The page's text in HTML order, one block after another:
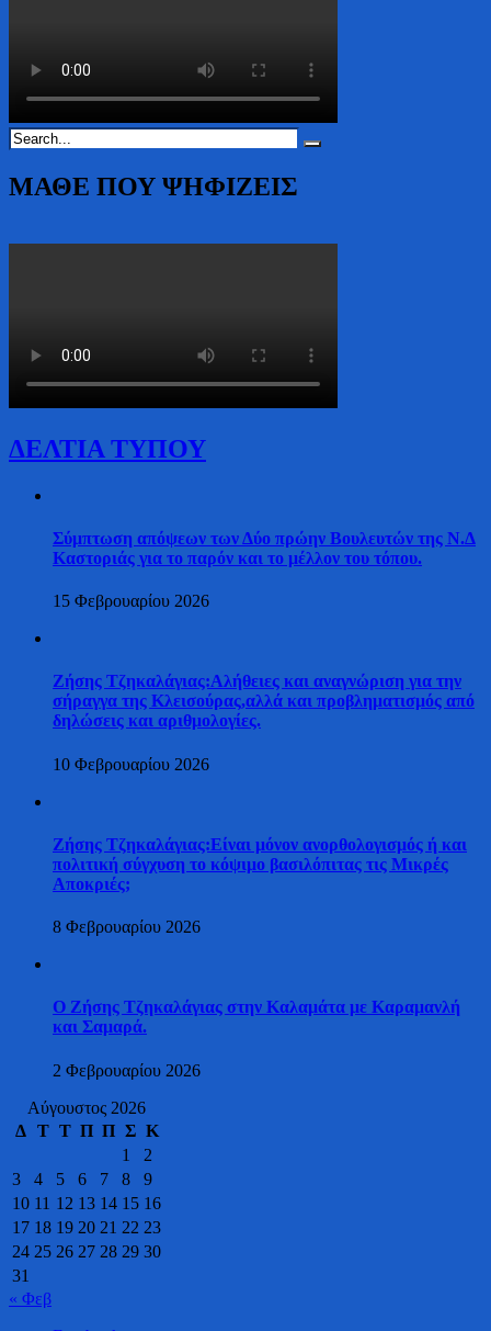
ΜΑΘΕ ΠΟΥ ΨΗΦΙΖΕΙΣ
ΔΕΛΤΙΑ ΤΥΠΟΥ
Σύμπτωση απόψεων των Δύο πρώην Βουλευτών της Ν.Δ
Καστοριάς για το παρόν και το μέλλον του τόπου.
15 Φεβρουαρίου 2026
Ζήσης Τζηκαλάγιας:Αλήθειες και αναγνώριση για την
σήραγγα της Κλεισούρας,αλλά και προβληματισμός από
δηλώσεις και αριθμολογίες.
10 Φεβρουαρίου 2026
Ζήσης Τζηκαλάγιας:Είναι μόνον ανορθολογισμός ή και
πολιτική σύγχυση το κόψιμο βασιλόπιτας τις Μικρές
Αποκριές;
8 Φεβρουαρίου 2026
Ο Ζήσης Τζηκαλάγιας στην Καλαμάτα με Καραμανλή
και Σαμαρά.
2 Φεβρουαρίου 2026
Αύγουστος 2026
Δ Τ Τ Π Π Σ Κ
1
2
3
4 5 6 7 8
9
10 11 12 13 14 15 16
17 18 19 20 21 22 23
24 25 26 27 28 29 30
31
« Φεβ